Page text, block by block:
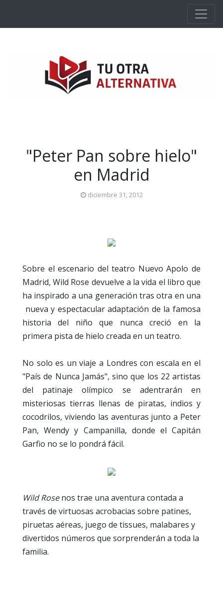
"Peter Pan sobre hielo"
en Madrid
diciembre 31, 2012
Sobre el escenario del teatro Nuevo Apolo de
Madrid, Wild Rose devuelve a la vida el libro que
ha inspirado a una generación tras otra en una
nueva y espectacular adaptación de la famosa
historia del niño que nunca creció en la
primera pista de hielo creada en un teatro.
No solo es un viaje a Londres con escala en el
"País de Nunca Jamás", sino que los 22 artistas
del patinaje olímpico se adentrarán en
misteriosas tierras llenas de piratas, indios y
cocodrilos, viviendo las aventuras junto a Peter
Pan, Wendy y Campanilla, donde el Capitán
Garfio no se lo pondrá fácil.
Wild Rosenos trae una aventura contada a
través de virtuosas acrobacias sobre patines,
piruetas aéreas, juego de tissues, malabares y
divertidos números que sorprenderán a toda la
familia.